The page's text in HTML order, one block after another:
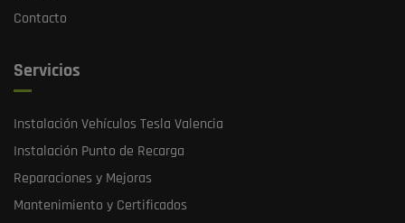
Contacto
Servicios
Instalación Vehículos Tesla Valencia
Instalación Punto de Recarga
Reparaciones y Mejoras
Mantenimiento y Certificados